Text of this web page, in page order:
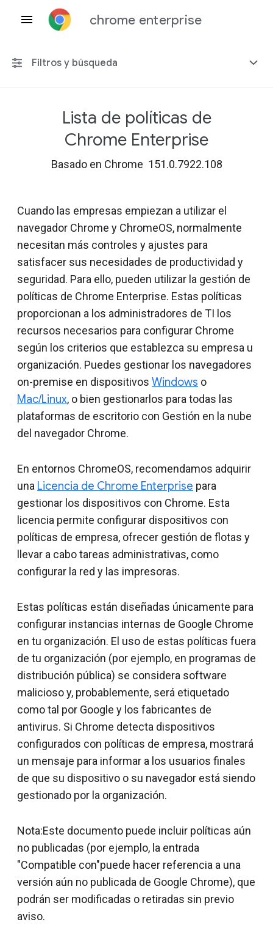
chrome enterprise
Filtros y búsqueda
Cualquier plataforma
Chrome 151
Incluir políticas obsoletas
Lista de políticas de
Chrome Enterprise
Basado en Chrome 151.0.7922.108
Cuando las empresas empiezan a utilizar el
navegador Chrome y ChromeOS, normalmente
necesitan más controles y ajustes para
satisfacer sus necesidades de productividad y
seguridad. Para ello, pueden utilizar la gestión de
políticas de Chrome Enterprise. Estas políticas
proporcionan a los administradores de TI los
recursos necesarios para configurar Chrome
según los criterios que establezca su empresa u
organización. Puedes gestionar los navegadores
on-premise en dispositivos Windows o
Mac/Linux, o bien gestionarlos para todas las
plataformas de escritorio con Gestión en la nube
del navegador Chrome.
En entornos ChromeOS, recomendamos adquirir
una Licencia de Chrome Enterprise para
gestionar los dispositivos con Chrome. Esta
licencia permite configurar dispositivos con
políticas de empresa, ofrecer gestión de flotas y
llevar a cabo tareas administrativas, como
configurar la red y las impresoras.
Estas políticas están diseñadas únicamente para
configurar instancias internas de Google Chrome
en tu organización. El uso de estas políticas fuera
de tu organización (por ejemplo, en programas de
distribución pública) se considera software
malicioso y, probablemente, será etiquetado
como tal por Google y los fabricantes de
antivirus. Si Chrome detecta dispositivos
configurados con políticas de empresa, mostrará
un mensaje para informar a los usuarios finales
de que su dispositivo o su navegador está siendo
gestionado por la organización.
Nota:Este documento puede incluir políticas aún
no publicadas (por ejemplo, la entrada
"Compatible con"puede hacer referencia a una
versión aún no publicada de Google Chrome), que
podrán ser modificadas o retiradas sin previo
aviso.